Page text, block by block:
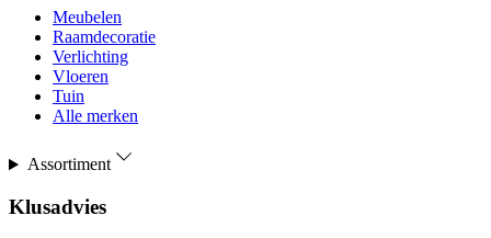
Meubelen
Raamdecoratie
Verlichting
Vloeren
Tuin
Alle merken
Assortiment
Klusadvies